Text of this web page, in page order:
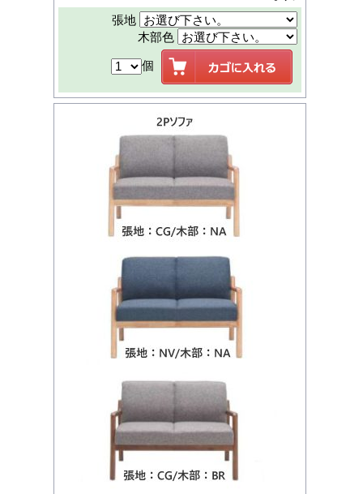
張地
木部色
個